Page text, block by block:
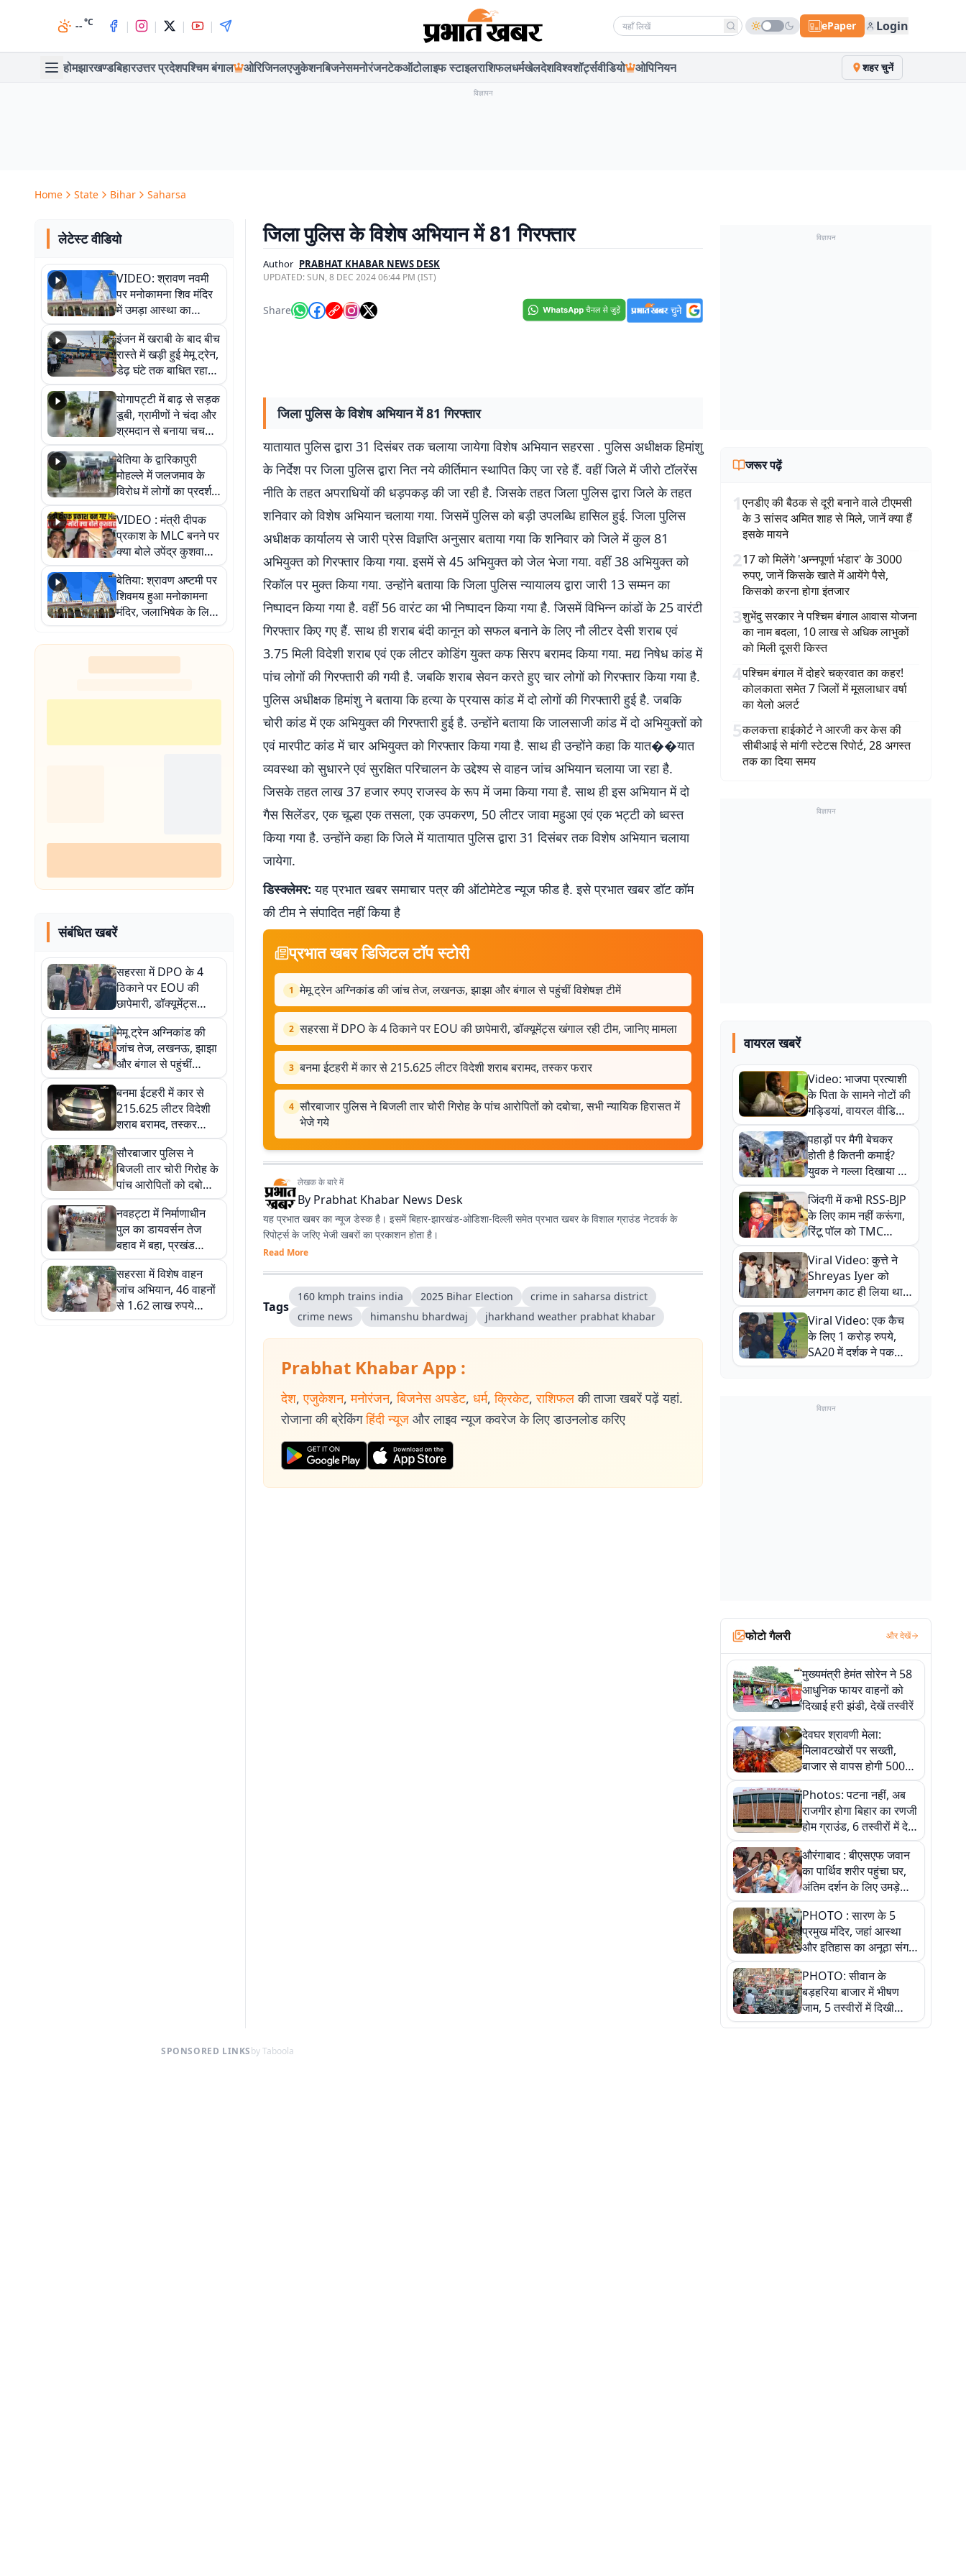
--°C | | | | Search news ePaper Login
होमझारखण्डबिहारउत्तर प्रदेशपश्चिम बंगाल ओरिजिनलएजुकेशनबिजनेसमनोरंजनटेकऑटोलाइफ स्टाइलराशिफलधर्मखेलदेशविश्वशॉर्ट्सवीडियो ओपिनियन शहर चुनें
विज्ञापन
Home State Bihar Saharsa
लेटेस्ट वीडियो
VIDEO: श्रावण नवमी
पर मनोकामना शिव मंदिर
में उमड़ा आस्था का
सैलाब, हर-हर महादेव के
जयघोष से गूंजा परिसर
इंजन में खराबी के बाद बीच
रास्ते में खड़ी हुई मेमू ट्रेन,
डेढ़ घंटे तक बाधित रहा
आवागमन
योगापट्टी में बाढ़ से सड़क
डूबी, ग्रामीणों ने चंदा और
श्रमदान से बनाया चचरी
पुल
बेतिया के द्वारिकापुरी
मोहल्ले में जलजमाव के
विरोध में लोगों का प्रदर्शन,
स्थायी समाधान की मांग
VIDEO : मंत्री दीपक
प्रकाश के MLC बनने पर
क्या बोले उपेंद्र कुशवाहा,
सुनिए
बेतिया: श्रावण अष्टमी पर
शिवमय हुआ मनोकामना
मंदिर, जलाभिषेक के लिए
लगी लंबी कतारें
संबंधित खबरें
सहरसा में DPO के 4
ठिकाने पर EOU की
छापेमारी, डॉक्यूमेंट्स
खंगाल रही टीम, जानिए
मामला
मेमू ट्रेन अग्निकांड की
जांच तेज, लखनऊ, झाझा
और बंगाल से पहुंचीं
विशेषज्ञ टीमें
बनमा ईटहरी में कार से
215.625 लीटर विदेशी
शराब बरामद, तस्कर
फरार
सौरबाजार पुलिस ने
बिजली तार चोरी गिरोह के
पांच आरोपितों को दबोचा,
सभी न्यायिक हिरासत में
भेजे गये
नवहट्टा में निर्माणाधीन
पुल का डायवर्सन तेज
बहाव में बहा, प्रखंड
मुख्यालय से टूटा सीधा
संपर्क
सहरसा में विशेष वाहन
जांच अभियान, 46 वाहनों
से 1.62 लाख रुपये
जुर्माना, बसों की सुरक्षा
जिला पुलिस के विशेष अभियान में 81 गिरफ्तार
Author PRABHAT KHABAR NEWS DESK
UPDATED:SUN, 8 DEC 2024 06:44 PM (IST)
Share
जिला पुलिस के विशेष अभियान में 81 गिरफ्तार
यातायात पुलिस द्वारा 31 दिसंबर तक चलाया जायेगा विशेष अभियान सहरसा . पुलिस अधीक्षक हिमांशु
के निर्देश पर जिला पुलिस द्वारा नित नये कीर्तिमान स्थापित किए जा रहे हैं. वहीं जिले में जीरो टॉलरेंस
नीति के तहत अपराधियों की धड़पकड़ की जा रही है. जिसके तहत जिला पुलिस द्वारा जिले के तहत
शनिवार को विशेष अभियान चलाया गया. जिसमें पुलिस को बड़ी उपलब्धि हासिल हुई. जिला पुलिस
अधीक्षक कार्यालय से जारी प्रेस विज्ञप्ति अनुसार बताया गया कि शनिवार को जिले में कुल 81
अभियुक्त को गिरफ्तार किया गया. इसमें से 45 अभियुक्त को जेल भेजा गया. वहीं 38 अभियुक्त को
रिकॉल पर मुक्त किया गया. उन्होंने बताया कि जिला पुलिस न्यायालय द्वारा जारी 13 सम्मन का
निष्पादन किया गया है. वहीं 56 वारंट का भी निष्पादन किया गया है. जिसमें विभिन्न कांडों के 25 वारंटी
गिरफ्तार किए गए हैं. साथ ही शराब बंदी कानून को सफल बनाने के लिए नौ लीटर देसी शराब एवं
3.75 मिली विदेशी शराब एवं एक लीटर कोडिंग युक्त कफ सिरप बरामद किया गया. मद्य निषेध कांड में
पांच लोगों की गिरफ्तारी की गयी है. जबकि शराब सेवन करते हुए चार लोगों को गिरफ्तार किया गया है.
पुलिस अधीक्षक हिमांशु ने बताया कि हत्या के प्रयास कांड में दो लोगों की गिरफ्तारी हुई है. जबकि
चोरी कांड में एक अभियुक्त की गिरफ्तारी हुई है. उन्होंने बताया कि जालसाजी कांड में दो अभियुक्तों को
एवं मारपीट कांड में चार अभियुक्त को गिरफ्तार किया गया है. साथ ही उन्होंने कहा कि यात��यात
व्यवस्था को सुधारने एवं सुरक्षित परिचालन के उद्देश्य से वाहन जांच अभियान चलाया जा रहा है.
जिसके तहत लाख 37 हजार रुपए राजस्व के रूप में जमा किया गया है. साथ ही इस अभियान में दो
गैस सिलेंडर, एक चूल्हा एक तसला, एक उपकरण, 50 लीटर जावा महुआ एवं एक भट्टी को ध्वस्त
किया गया है. उन्होंने कहा कि जिले में यातायात पुलिस द्वारा 31 दिसंबर तक विशेष अभियान चलाया
जायेगा.
डिस्क्लेमर: यह प्रभात खबर समाचार पत्र की ऑटोमेटेड न्यूज फीड है. इसे प्रभात खबर डॉट कॉम
की टीम ने संपादित नहीं किया है
प्रभात खबर डिजिटल टॉप स्टोरी
1 मेमू ट्रेन अग्निकांड की जांच तेज, लखनऊ, झाझा और बंगाल से पहुंचीं विशेषज्ञ टीमें
2 सहरसा में DPO के 4 ठिकाने पर EOU की छापेमारी, डॉक्यूमेंट्स खंगाल रही टीम, जानिए मामला
3 बनमा ईटहरी में कार से 215.625 लीटर विदेशी शराब बरामद, तस्कर फरार
4 सौरबाजार पुलिस ने बिजली तार चोरी गिरोह के पांच आरोपितों को दबोचा, सभी न्यायिक हिरासत में
भेजे गये
लेखक के बारे में
By Prabhat Khabar News Desk
यह प्रभात खबर का न्यूज डेस्क है। इसमें बिहार-झारखंड-ओडिशा-दिल्‍ली समेत प्रभात खबर के विशाल ग्राउंड नेटवर्क के
रिपोर्ट्स के जरिए भेजी खबरों का प्रकाशन होता है।
Read More
Tags
160 kmph trains india 2025 Bihar Election
crime in saharsa district
crime news
himanshu bhardwaj jharkhand weather prabhat khabar
Prabhat Khabar App :
देश, एजुकेशन, मनोरंजन, बिजनेस अपडेट, धर्म, क्रिकेट, राशिफल की ताजा खबरें पढ़ें यहां.
रोजाना की ब्रेकिंग हिंदी न्यूज और लाइव न्यूज कवरेज के लिए डाउनलोड करिए
विज्ञापन
जरूर पढ़ें
1एनडीए की बैठक से दूरी बनाने वाले टीएमसी
के 3 सांसद अमित शाह से मिले, जानें क्या हैं
इसके मायने
217 को मिलेंगे 'अन्नपूर्णा भंडार' के 3000
रुपए, जानें किसके खाते में आयेंगे पैसे,
किसको करना होगा इंतजार
3शुभेंदु सरकार ने पश्चिम बंगाल आवास योजना
का नाम बदला, 10 लाख से अधिक लाभुकों
को मिली दूसरी किस्त
4पश्चिम बंगाल में दोहरे चक्रवात का कहर!
कोलकाता समेत 7 जिलों में मूसलाधार वर्षा
का येलो अलर्ट
5कलकत्ता हाईकोर्ट ने आरजी कर केस की
सीबीआई से मांगी स्टेटस रिपोर्ट, 28 अगस्त
तक का दिया समय
विज्ञापन
वायरल खबरें
Video: भाजपा प्रत्याशी
के पिता के सामने नोटों की
गड्डियां, वायरल वीडियो
से राजनीति में उबाल,
अजित महतो बोले- TMC
की गंदी चाल
पहाड़ों पर मैगी बेचकर
होती है कितनी कमाई?
युवक ने गल्ला दिखाया तो
नौकरी वालों के खड़े हो गए
कान
जिंदगी में कभी RSS-BJP
के लिए काम नहीं करूंगा,
रिंटू पॉल को TMC
ऑफिस में ले जाकर पीटा,
Video वायरल
Viral Video: कुत्ते ने
Shreyas Iyer को
लगभग काट ही लिया था,
न्यूजीलैंड सीरीज से पहले
बाल-बाल बचे
Viral Video: एक कैच
के लिए 1 करोड़ रुपये,
SA20 में दर्शक ने पकड़ा
एक हाथ से गजब का कैच
विज्ञापन
फोटो गैलरी और देखें
मुख्यमंत्री हेमंत सोरेन ने 58
आधुनिक फायर वाहनों को
दिखाई हरी झंडी, देखें तस्वीरें
देवघर श्रावणी मेला:
मिलावटखोरों पर सख्ती,
बाजार से वापस होगी 500
किलो संदिग्ध खाद्य सामग्री,
देखें तस्वीरें
Photos: पटना नहीं, अब
राजगीर होगा बिहार का रणजी
होम ग्राउंड, 6 तस्वीरों में देखें
नए स्टेडियम की पूरी कहानी
औरंगाबाद : बीएसएफ जवान
का पार्थिव शरीर पहुंचा घर,
अंतिम दर्शन के लिए उमड़े
लोग
PHOTO : सारण के 5
प्रमुख मंदिर, जहां आस्था
और इतिहास का अनूठा संगम,
तस्वीरों में जानिए
PHOTO: सीवान के
बड़हरिया बाजार में भीषण
जाम, 5 तस्वीरों में दिखी
अव्यवस्था
SPONSORED LINKSby Taboola